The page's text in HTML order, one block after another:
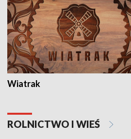
Wiatrak
ROLNICTWO I WIEŚ